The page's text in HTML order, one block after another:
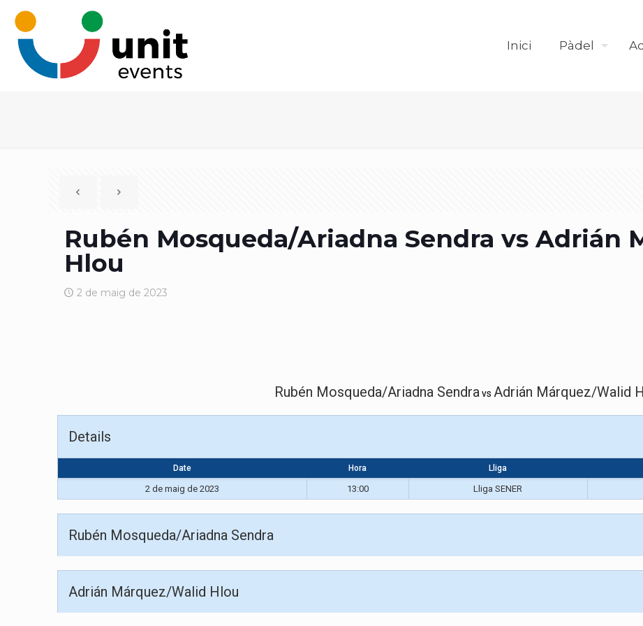
Inici Pàdel
Rubén Mosqueda/Ariadna Sendra vs Adrián
Hlou
2 de maig de 2023
Rubén Mosqueda/Ariadna Sendravs Adrián Márquez/Walid
Details
Date Hora Lliga
2 de maig de 2023 13:00 Lliga SENER
Rubén Mosqueda/Ariadna Sendra
Adrián Márquez/Walid Hlou